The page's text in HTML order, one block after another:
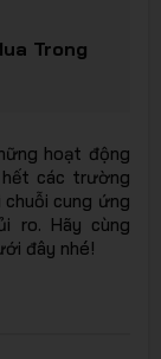
Trong
hoạt động
hết các trường
cung ứng
ro. Hãy cùng
đây nhé!